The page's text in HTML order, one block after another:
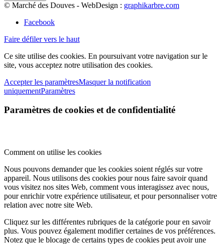
© Marché des Douves - WebDesign : graphikarbre.com
Facebook
Faire défiler vers le haut
Ce site utilise des cookies. En poursuivant votre navigation sur le
site, vous acceptez notre utilisation des cookies.
Accepter les paramètresMasquer la notification
uniquementParamètres
Paramètres de cookies et de confidentialité
Comment on utilise les cookies
Nous pouvons demander que les cookies soient réglés sur votre
appareil. Nous utilisons des cookies pour nous faire savoir quand
vous visitez nos sites Web, comment vous interagissez avec nous,
pour enrichir votre expérience utilisateur, et pour personnaliser votre
relation avec notre site Web.
Cliquez sur les différentes rubriques de la catégorie pour en savoir
plus. Vous pouvez également modifier certaines de vos préférences.
Notez que le blocage de certains types de cookies peut avoir une